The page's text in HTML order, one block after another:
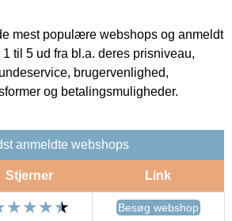
mest populære webshops og anmeldt
til 5 ud fra bl.a. deres prisniveau,
brugervenlighed,
og betalingsmuligheder.
anmeldte webshops
Stjerner Link
Besøg webshop